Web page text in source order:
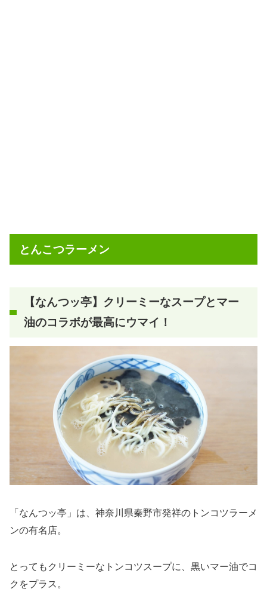
とんこつラーメン
【なんつッ亭】クリーミーなスープとマー
油のコラボが最高にウマイ！
「なんつッ亭」は、神奈川県秦野市発祥のトンコツラーメ
ンの有名店。
とってもクリーミーなトンコツスープに、黒いマー油でコ
クをプラス。